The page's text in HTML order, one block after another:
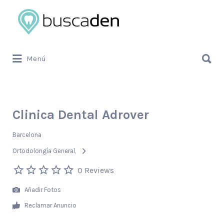
Buscar
por:
Menú
por:
Clinica Dental Adrover
Barcelona
Ortodolongía General
0 Reviews
Añadir Fotos
Reclamar Anuncio